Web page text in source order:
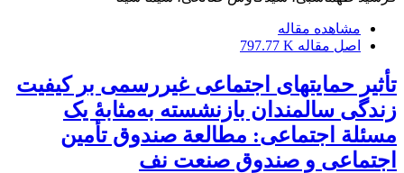
مشاهده مقاله
اصل مقاله 797.77 K
تأثیر حمایت‏های اجتماعی غیر‌رسمی بر کیفیت
زندگی سالمندان بازنشسته به‌مثابۀ یک
مسئلة اجتماعی: مطالعة صندوق تأمین
اجتماعی و صندوق صنعت نف